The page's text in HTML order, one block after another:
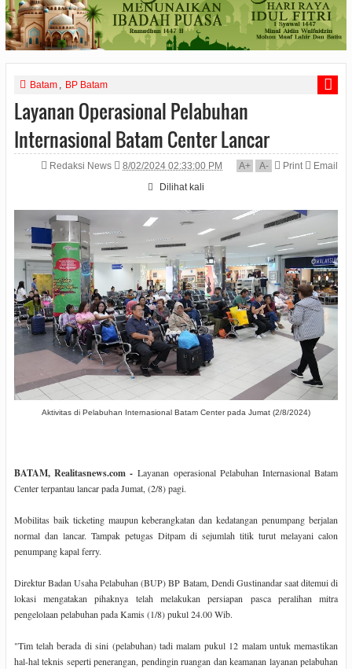
Batam BP Batam
Layanan Operasional Pelabuhan
Internasional Batam Center Lancar
Redaksi News 8/02/2024 02:33:00 PM A+ A- Print
Email
Dilihat kali
Aktivitas di Pelabuhan Internasional Batam Center pada Jumat (2/8/2024)
BATAM, Realitasnews.com -Layanan operasional Pelabuhan Internasional Batam
Center terpantau lancar pada Jumat, (2/8) pagi.
Mobilitas baik ticketing maupun keberangkatan dan kedatangan penumpang berjalan
normal dan lancar. Tampak petugas Ditpam di sejumlah titik turut melayani calon
penumpang kapal ferry.
Direktur Badan Usaha Pelabuhan (BUP) BP Batam, Dendi Gustinandar saat ditemui di
lokasi mengatakan pihaknya telah melakukan persiapan pasca peralihan mitra
pengelolaan pelabuhan pada Kamis (1/8) pukul 24.00 Wib.
"Tim telah berada di sini (pelabuhan) tadi malam pukul 12 malam untuk memastikan
hal-hal teknis seperti penerangan, pendingin ruangan dan keamanan layanan pelabuhan